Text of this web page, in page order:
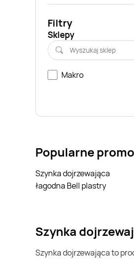
Filtry
Sklepy
Makro
Popularne
Szynka dojrzewająca
łagodna Bell plastry
szynka
szynka dojrzewająca to produkt, który jest bardzo popularny w Polsce i na całym świecie. Często możesz go kupić w Tedi. Jeśli chcesz kupić szynka dojrzewająca i